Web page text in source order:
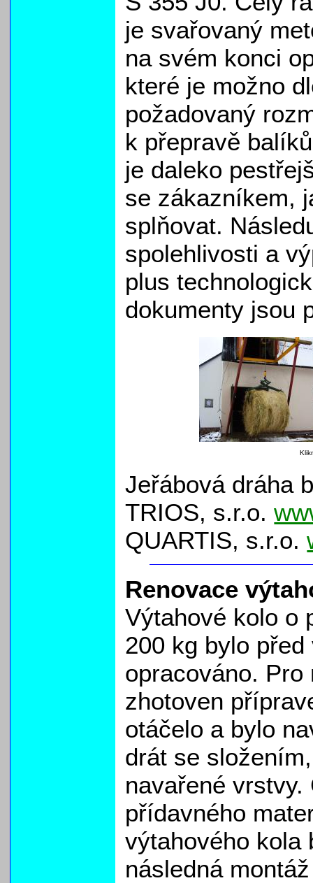
je svařovaný
na svém konci
které je možno
požadovaný
k přepravě
je daleko
se zákazníkem,
splňovat.
spolehlivosti a
plus
dokumenty jsou
Jeřábová dráha
TRIOS, s.r.o.
QUARTIS, s.r.o.
Renovace
Výtahové kolo o
200 kg bylo
opracováno.
zhotoven
otáčelo a bylo
drát se
navařené
přídavného
výtahového kola
následná